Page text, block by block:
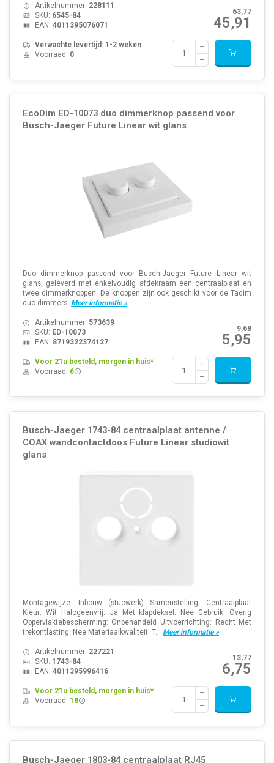
63,77
45,91
Artikelnummer: 228111
SKU: 6545-84
EAN: 4011395076071
Verwachte levertijd: 1-2 weken
Voorraad: 0
EcoDim ED-10073 duo dimmerknop passend voor
Busch-Jaeger Future Linear wit glans
Duo dimmerknop passend voor Busch-Jaeger Future Linear wit
glans, geleverd met enkelvoudig afdekraam een centraalplaat en
twee dimmerknoppen. De knoppen zijn ook geschikt voor de Tadim
duo-dimmers. Meer informatie »
9,68
5,95
Artikelnummer: 573639
SKU: ED-10073
EAN: 8719322374127
Voor 21u besteld, morgen in huis*
Voorraad: 6
Busch-Jaeger 1743-84 centraalplaat antenne /
COAX wandcontactdoos Future Linear studiowit
glans
Montagewijze: Inbouw (stucwerk) Samenstelling: Centraalplaat
Kleur: Wit Halogeenvrij: Ja Met klapdeksel: Nee Gebruik: Overig
Oppervlaktebescherming: Onbehandeld Uitvoerrichting: Recht Met
trekontlasting: Nee Materiaalkwaliteit: T... Meer informatie »
13,77
6,75
Artikelnummer: 227221
SKU: 1743-84
EAN: 4011395996416
Voor 21u besteld, morgen in huis*
Voorraad: 18
Busch-Jaeger 1803-84 centraalplaat RJ45